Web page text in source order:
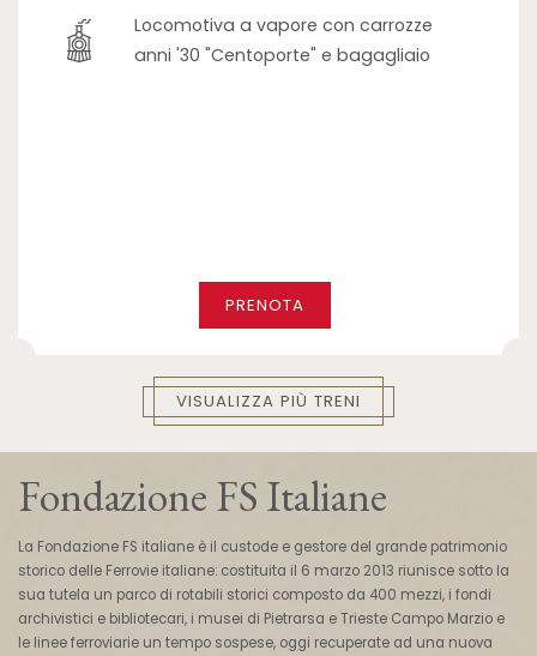
Locomotiva a vapore con carrozze
anni '30 "Centoporte" e bagagliaio
PRENOTA
VISUALIZZA PIÙ TRENI
Fondazione FS Italiane
La Fondazione FS italiane è il custode e gestore del grande patrimonio
storico delle Ferrovie italiane: costituita il 6 marzo 2013 riunisce sotto la
sua tutela un parco di rotabili storici composto da 400 mezzi, i fondi
archivistici e bibliotecari, i musei di Pietrarsa e Trieste Campo Marzio e
le linee ferroviarie un tempo sospese, oggi recuperate ad una nuova